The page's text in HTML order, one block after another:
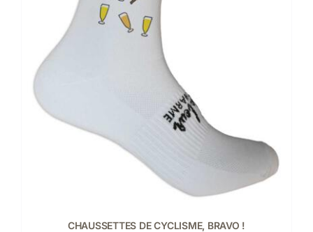
CHAUSSETTES DE CYCLISME, BRAVO !